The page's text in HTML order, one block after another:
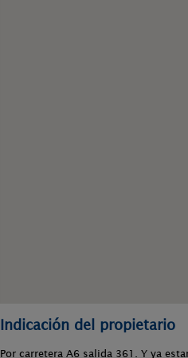
Indicación del propietario
Por carretera A6 salida 361. Y ya